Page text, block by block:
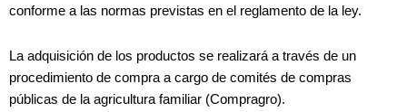
conforme a las normas previstas en el reglamento de la ley.
La adquisición de los productos se realizará a través de un
procedimiento de compra a cargo de comités de compras
públicas de la agricultura familiar (Compragro).